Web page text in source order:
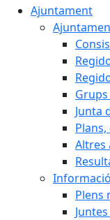
Ajuntament
Junta
Altres
Plens